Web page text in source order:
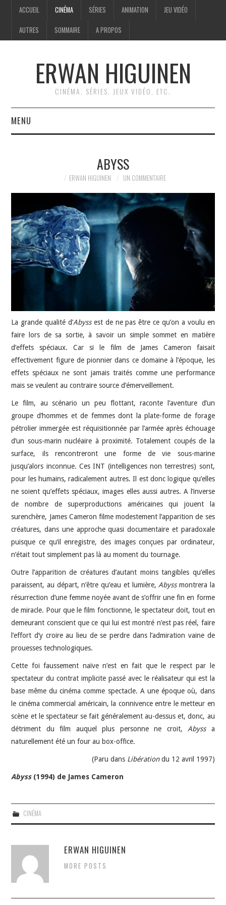
ACCUEIL CINÉMA SÉRIES ANIMATION JEU VIDÉO
AUTRES SOMMAIRE A PROPOS
ERWAN HIGUINEN
CINÉMA, SÉRIES, JEUX VIDÉO, ETC.
MENU
SÉRIES
ANIMATION
JEU VIDÉO
A PROPOS
ABYSS
ERWAN HIGUINEN UN COMMENTAIRE
La grande qualité d’Abyssest de ne pas être ce qu’on a voulu en
faire lors de sa sortie, à savoir un simple sommet en matière
d’effets spéciaux. Car si le film de James Cameron faisait
effectivement figure de pionnier dans ce domaine à l’époque, les
effets spéciaux ne sont jamais traités comme une performance
mais se veulent au contraire source d’émerveillement.
Le film, au scénario un peu flottant, raconte l’aventure d’un
groupe d’hommes et de femmes dont la plate-forme de forage
pétrolier immergée est réquisitionnée par l’armée après échouage
d’un sous-marin nucléaire à proximité. Totalement coupés de la
surface, ils rencontreront une forme de vie sous-marine
jusqu’alors inconnue. Ces INT (intelligences non terrestres) sont,
pour les humains, radicalement autres. Il est donc logique qu’elles
ne soient qu’effets spéciaux, images elles aussi autres. A l’inverse
de nombre de superproductions américaines qui jouent la
surenchère, James Cameron filme modestement l’apparition de ses
créatures, dans une approche quasi documentaire et paradoxale
puisque ce qu’il enregistre, des images conçues par ordinateur,
n’était tout simplement pas là au moment du tournage.
Outre l’apparition de créatures d’autant moins tangibles qu’elles
paraissent, au départ, n’être qu’eau et lumière,Abyssmontrera la
résurrection d’une femme noyée avant de s’offrir une fin en forme
de miracle. Pour que le film fonctionne, le spectateur doit, tout en
demeurant conscient que ce qui lui est montré n’est pas réel, faire
l’effort d’y croire au lieu de se perdre dans l’admiration vaine de
prouesses technologiques.
Cette foi faussement naïve n’est en fait que le respect par le
spectateur du contrat implicite passé avec le réalisateur qui est la
base même du cinéma comme spectacle. A une époque où, dans
le cinéma commercial américain, la connivence entre le metteur en
scène et le spectateur se fait généralement au-dessus et, donc, au
détriment du film auquel plus personne ne croit,Abyssa
naturellement été un four au box-office.
(Paru dans Libérationdu 12 avril 1997)
Abyss (1994) de James Cameron
CINÉMA
ERWAN HIGUINEN
MORE POSTS